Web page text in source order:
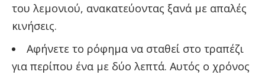
του λεμονιού, ανακατεύοντας ξανά με απαλές
κινήσεις.
Αφήνετε το ρόφημα να σταθεί στο τραπέζι
για περίπου ένα με δύο λεπτά. Αυτός ο χρόνος